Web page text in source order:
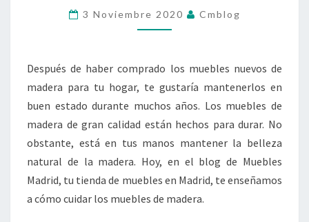
MUEBLES
DE
3 Noviembre 2020 Cmblog
Después de haber comprado los muebles nuevos de
madera para tu hogar, te gustaría mantenerlos en
buen estado durante muchos años. Los muebles de
madera de gran calidad están hechos para durar. No
obstante, está en tus manos mantener la belleza
natural de la madera. Hoy, en el blog de Muebles
Madrid, tu tienda de muebles en Madrid, te enseñamos
a cómo cuidar los muebles de madera.